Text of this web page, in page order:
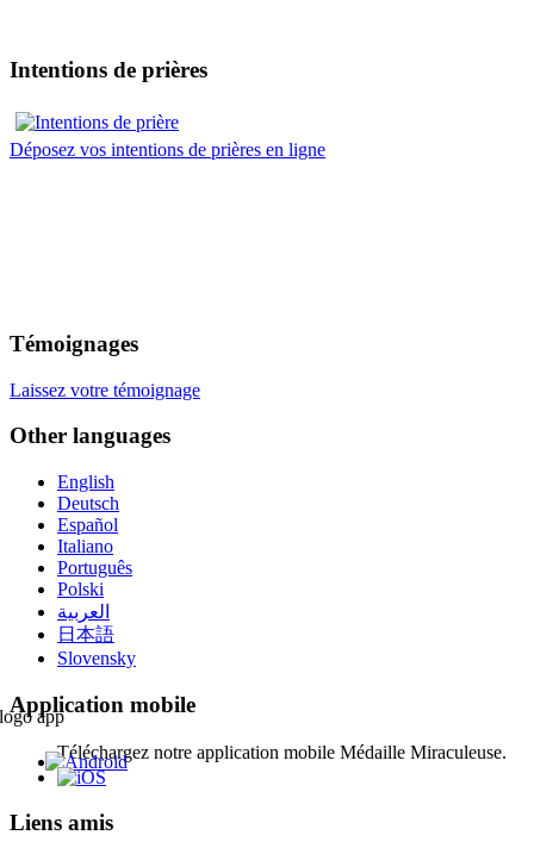
Intentions de prières
Déposez vos intentions de prières en ligne
Témoignages
Laissez votre témoignage
Other languages
English
Deutsch
Español
Italiano
Português
Polski
العربية
日本語
Slovensky
Application mobile
Téléchargez notre application mobile Médaille Miraculeuse.
Liens amis